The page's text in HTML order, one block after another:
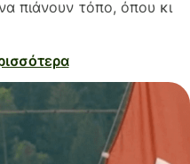
πιάνουν τόπο, όπου κι